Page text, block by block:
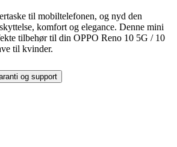
til mobiltelefonen, og nyd den
komfort og elegance. Denne mini
tilbehør til din OPPO Reno 10 5G / 10
til kvinder.
og support